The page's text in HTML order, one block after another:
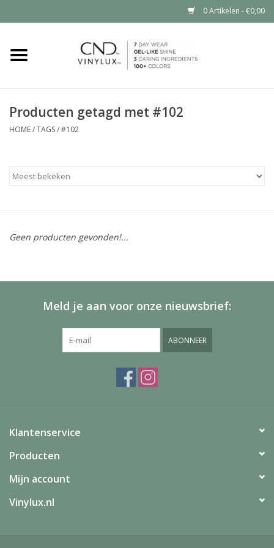
0 Artikelen - €0,00
Home
Nailart voor jou
Producten getagd met #102
HOME/TAGS/#102
Geen producten gevonden!...
Meld je aan voor onze nieuwsbrief:
ABONNEER
Klantenservice
Producten
Mijn account
Vinylux.nl